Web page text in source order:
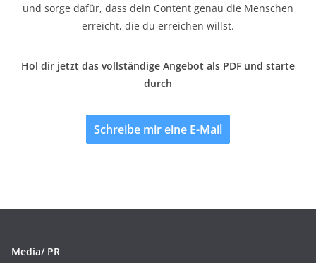
und sorge dafür, dass dein Content genau die Menschen
erreicht, die du erreichen willst.
Hol dir jetzt das vollständige Angebot als PDF und starte
durch
Schreibe mir eine E-Mail
Media/ PR